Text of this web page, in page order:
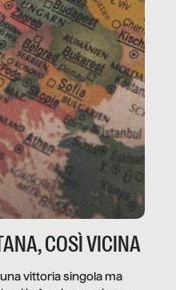
COSÌ VICINA
vittoria singola ma